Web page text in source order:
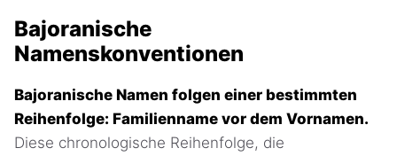
Bajoranische
Namenskonventionen
Bajoranische Namen folgen einer bestimmten
Reihenfolge: Familienname vor dem Vornamen.
Diese chronologische Reihenfolge, die